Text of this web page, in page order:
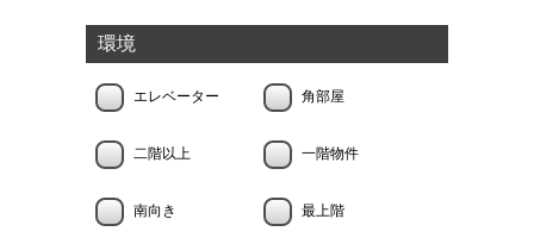
環境
エレベーター 角部屋
二階以上 一階物件
南向き 最上階